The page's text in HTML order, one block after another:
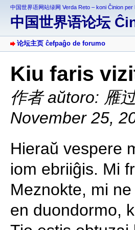
中国世界语网站绿网 Verda Reto – koni Ĉinion per
中国世界语论坛
论坛主页 ĉefpaĝo de forumo
Kiu faris
作者 aŭtoro: 雁
November 25,
Hieraŭ vespere
iom ebriiĝis. Mi
Meznokte, mi
en duondormo,